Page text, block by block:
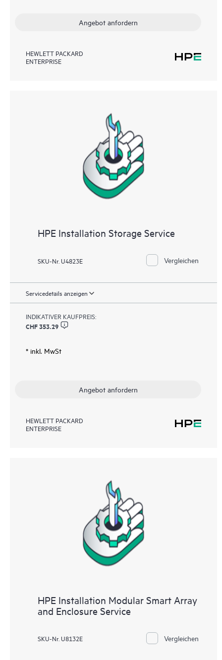
Angebot anfordern
HEWLETT PACKARD
ENTERPRISE
HPE Installation Storage Service
SKU-Nr. U4823E Vergleichen
Servicedetails anzeigen
INDIKATIVER KAUFPREIS:
CHF 353.29
* inkl. MwSt
Angebot anfordern
HEWLETT PACKARD
ENTERPRISE
HPE Installation Modular Smart Array
and Enclosure Service
SKU-Nr. U8132E Vergleichen